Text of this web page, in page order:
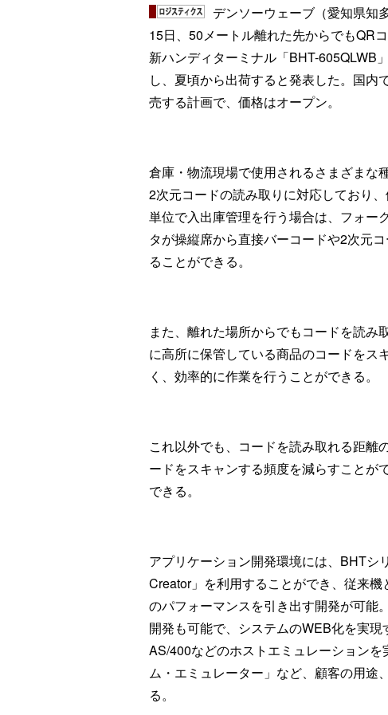
デンソーウェーブ（愛知県知
15日、50メートル離れた先からでもQR
新ハンディターミナル「BHT-605QLWB
し、夏頃から出荷すると発表した。国内
売する計画で、価格はオープン。
倉庫・物流現場で使用されるさまざまな
2次元コードの読み取りに対応しており
単位で入出庫管理を行う場合は、フォー
タが操縦席から直接バーコードや2次元
ることができる。
また、離れた場所からでもコードを読
に高所に保管している商品のコードをス
く、効率的に作業を行うことができる。
これ以外でも、コードを読み取れる距離
ードをスキャンする頻度を減らすことが
できる。
アプリケーション開発環境には、BHTシ
Creator」を利用することができ、従来
のパフォーマンスを引き出す開発が可能
開発も可能で、システムのWEB化を実現
AS/400などのホストエミュレーション
ム・エミュレーター」など、顧客の用途
る。